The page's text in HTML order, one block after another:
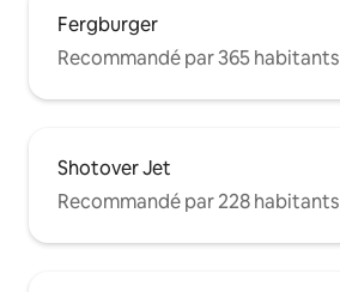
Fergburger
Recommandé par 365 habitants
Shotover Jet
Recommandé par 228 habitants